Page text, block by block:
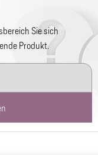
Sie sich
Produkt.